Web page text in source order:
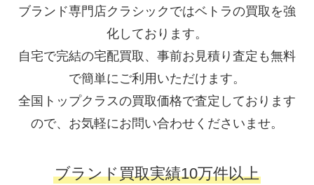
ブランド専門店クラシックではベトラの買取を強
化しております。
自宅で完結の宅配買取、事前お見積り査定も無料
で簡単にご利用いただけます。
全国トップクラスの買取価格で査定しております
ので、お気軽にお問い合わせくださいませ。
ブランド買取実績10万件以上